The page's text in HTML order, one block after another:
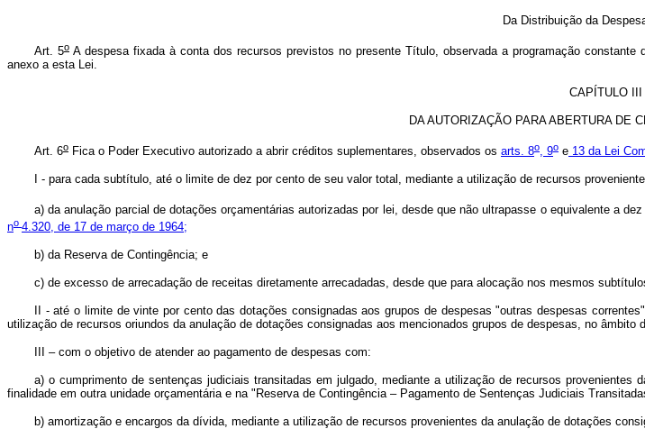
Da Distribuição da
Art. 5o A despesa fixada à conta dos recursos previstos no presente Título, observada a programação
anexo a esta Lei.
CAPÍTULO III
DA AUTORIZAÇÃO PARA ABERTURA DE
Art. 6o Fica o Poder Executivo autorizado a abrir créditos suplementares, observados os arts. 8o, 9o e 13 da Lei
I - para cada subtítulo, até o limite de dez por cento de seu valor total, mediante a utilização de recursos
a) da anulação parcial de dotações orçamentárias autorizadas por lei, desde que não ultrapasse o equivalente a
no 4.320, de 17 de março de 1964;
b) da Reserva de Contingência; e
c) de excesso de arrecadação de receitas diretamente arrecadadas, desde que para alocação nos mesmos
II - até o limite de vinte por cento das dotações consignadas aos grupos de despesas "outras despesas
utilização de recursos oriundos da anulação de dotações consignadas aos mencionados grupos de despesas, no âmbito
III – com o objetivo de atender ao pagamento de despesas com:
a) o cumprimento de sentenças judiciais transitadas em julgado, mediante a utilização de recursos
finalidade em outra unidade orçamentária e na "Reserva de Contingência – Pagamento de Sentenças Judiciais
b) amortização e encargos da dívida, mediante a utilização de recursos provenientes da anulação de dotações